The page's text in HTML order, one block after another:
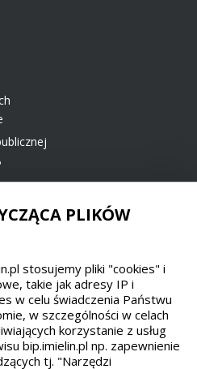
12:00
dostępności oraz W3C
508 EAA/EN 301549
IS 5568
PLIKÓW
stosujemy pliki "cookies" i
takie jak adresy IP i
w celu świadczenia Państwu
w szczególności w celach
korzystanie z usług
bip.imielin.pl np. zapewnienie
tj. "Narzędzi